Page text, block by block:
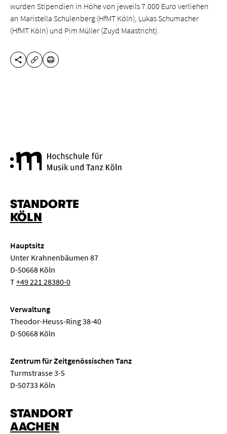
wurden Stipendien in Höhe von jeweils 7.000 Euro verliehen
an Maristella Schulenberg (HfMT Köln), Lukas Schumacher
(HfMT Köln) und Pim Müller (Zuyd Maastricht).
DIESE SEITE TEILEN
URL KOPIEREN
DRUCKEN
STANDORTE
KÖLN
Hauptsitz
Unter Krahnenbäumen 87
D-50668 Köln
T+49 221 28380-0
Verwaltung
Theodor-Heuss-Ring 38-40
D-50668 Köln
Zentrum für Zeitgenössischen Tanz
Turmstrasse 3-5
D-50733 Köln
STANDORT
AACHEN